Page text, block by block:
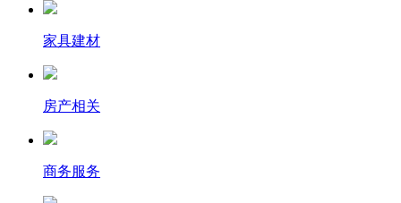
家具建材
房产相关
商务服务